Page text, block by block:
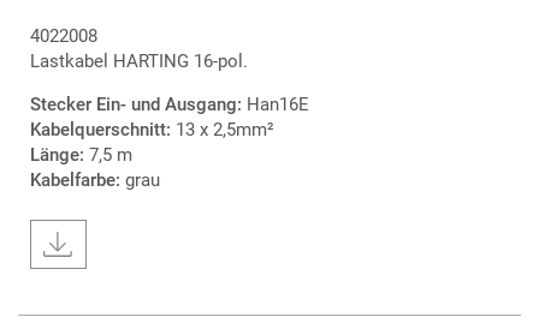
4022008
Lastkabel HARTING 16-pol.
Stecker Ein- und Ausgang: Han16E
Kabelquerschnitt: 13 x 2,5mm²
Länge: 7,5 m
Kabelfarbe: grau